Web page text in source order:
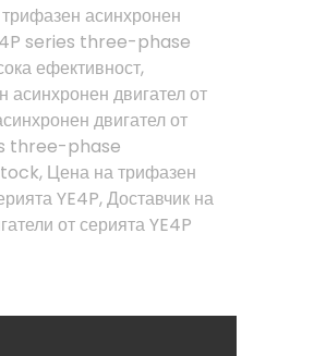
асинхронен
series three-phase
ефективност,
асинхронен двигател от
двигател от
three-phase
, Цена на трифазен
YE4P,Доставчик на
от серията YE4P